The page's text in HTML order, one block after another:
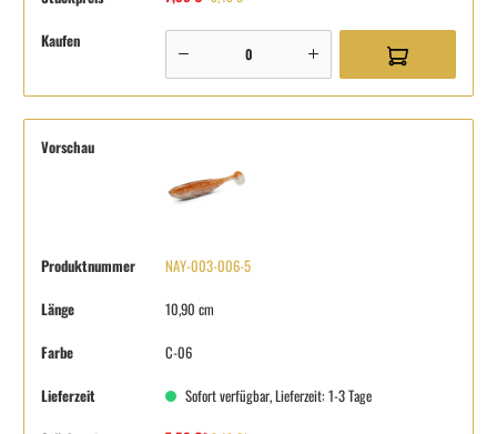
Kaufen
Vorschau
Produktnummer NAY-003-006-5
Länge 10,90 cm
Farbe C-06
Lieferzeit Sofort verfügbar, Lieferzeit: 1-3 Tage